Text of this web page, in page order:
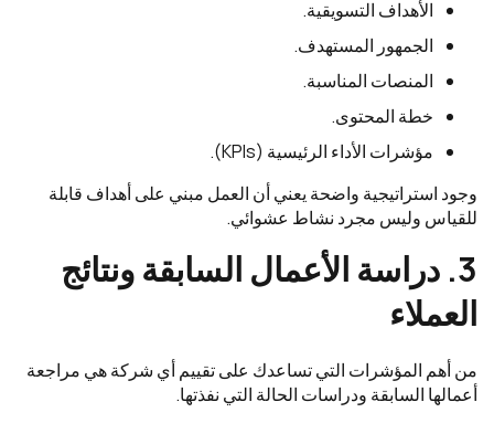
الأهداف التسويقية.
الجمهور المستهدف.
المنصات المناسبة.
خطة المحتوى.
مؤشرات الأداء الرئيسية (KPIs).
وجود استراتيجية واضحة يعني أن العمل مبني على أهداف قابلة
للقياس وليس مجرد نشاط عشوائي.
3. دراسة الأعمال السابقة ونتائج
العملاء
من أهم المؤشرات التي تساعدك على تقييم أي شركة هي مراجعة
أعمالها السابقة ودراسات الحالة التي نفذتها.